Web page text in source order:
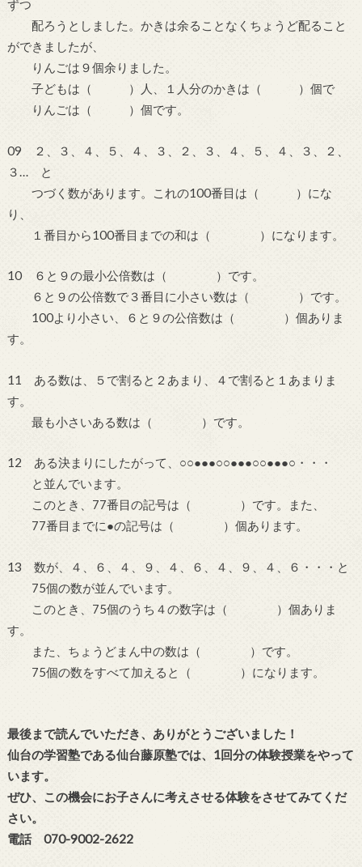
ずつ
配ろうとしました。かきは余ることなくちょうど配ること
ができましたが、
りんごは９個余りました。
子どもは（ ）人、１人分のかきは（ ）個で
りんごは（ ）個です。
09 ２、３、４、５、４、３、２、３、４、５、４、３、２、
３… と
つづく数があります。これの100番目は（ ）にな
り、
１番目から100番目までの和は（ ）になります。
10 ６と９の最小公倍数は（ ）です。
６と９の公倍数で３番目に小さい数は（ ）です。
100より小さい、６と９の公倍数は（ ）個ありま
す。
11 ある数は、５で割ると２あまり、４で割ると１あまりま
す。
最も小さいある数は（ ）です。
12 ある決まりにしたがって、○○●●●○○●●●○○●●●○・・・
と並んでいます。
このとき、77番目の記号は（ ）です。また、
77番目までに●の記号は（ ）個あります。
13 数が、４、６、４、９、４、６、４、９、４、６・・・と
75個の数が並んでいます。
このとき、75個のうち４の数字は（ ）個ありま
す。
また、ちょうどまん中の数は（ ）です。
75個の数をすべて加えると（ ）になります。
最後まで読んでいただき、ありがとうございました！
仙台の学習塾である仙台藤原塾では、1回分の体験授業をやって
います。
ぜひ、この機会にお子さんに考えさせる体験をさせてみてくだ
さい。
電話 070-9002-2622